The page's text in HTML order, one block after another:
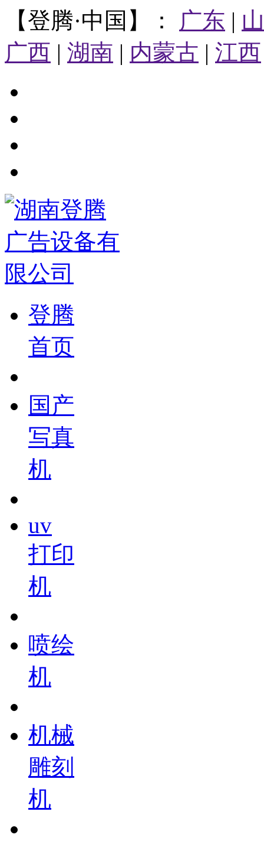
【登腾·中国】： 广东 |
广西 | 湖南 | 内蒙古 | 江西
登腾
首页
国产
写真
机
uv
打印
机
喷绘
机
机械
雕刻
机